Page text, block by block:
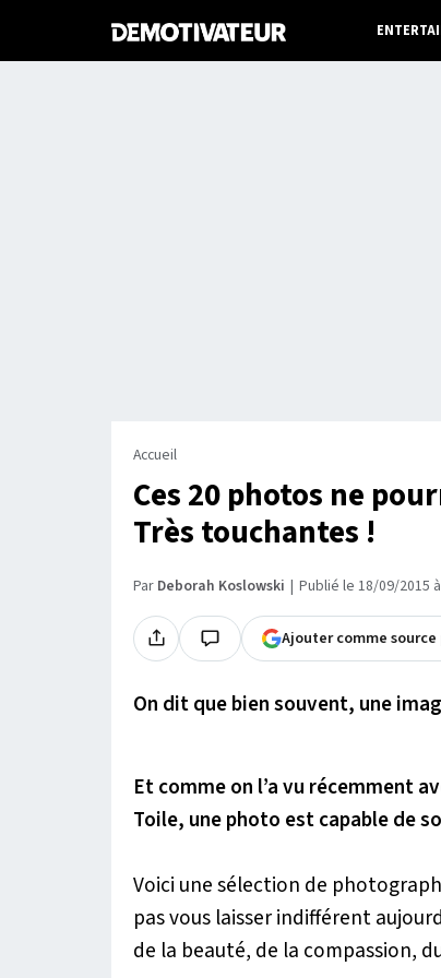
Accueil
Ces 20 photos ne
Très touchantes !
Par Deborah Koslowski Publié le 18/09/2015
Ajouter comme
On dit que bien souvent, une
Et comme on l’a vu récemment
Toile, une photo est capable de
Voici une sélection de
pas vous laisser indifférent
de la beauté, de la compassion,